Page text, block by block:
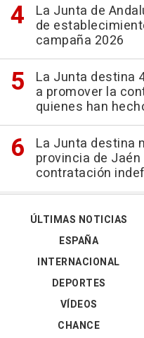
La Junta de
de
campaña 2026
La Junta destina
a promover la
quienes han
La Junta destina
provincia de
contratación
ÚLTIMAS NOTICIAS
ESPAÑA
INTERNACIONAL
DEPORTES
VÍDEOS
CHANCE